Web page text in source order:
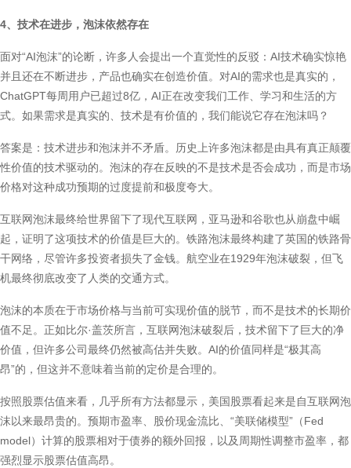
4、技术在进步，泡沫依然存在
面对“AI泡沫”的论断，许多人会提出一个直觉性的反驳：AI技术确实惊艳
并且还在不断进步，产品也确实在创造价值。对AI的需求也是真实的，
ChatGPT每周用户已超过8亿，AI正在改变我们工作、学习和生活的方
式。如果需求是真实的、技术是有价值的，我们能说它存在泡沫吗？
答案是：技术进步和泡沫并不矛盾。历史上许多泡沫都是由具有真正颠覆
性价值的技术驱动的。泡沫的存在反映的不是技术是否会成功，而是市场
价格对这种成功预期的过度提前和极度夸大。
互联网泡沫最终给世界留下了现代互联网，亚马逊和谷歌也从崩盘中崛
起，证明了这项技术的价值是巨大的。铁路泡沫最终构建了英国的铁路骨
干网络，尽管许多投资者损失了金钱。航空业在1929年泡沫破裂，但飞
机最终彻底改变了人类的交通方式。
泡沫的本质在于市场价格与当前可实现价值的脱节，而不是技术的长期价
值不足。正如比尔·盖茨所言，互联网泡沫破裂后，技术留下了巨大的净
价值，但许多公司最终仍然被高估并失败。AI的价值同样是“极其高
昂”的，但这并不意味着当前的定价是合理的。
按照股票估值来看，几乎所有方法都显示，美国股票看起来是自互联网泡
沫以来最昂贵的。预期市盈率、股价现金流比、“美联储模型”（Fed
model）计算的股票相对于债券的额外回报，以及周期性调整市盈率，都
强烈显示股票估值高昂。